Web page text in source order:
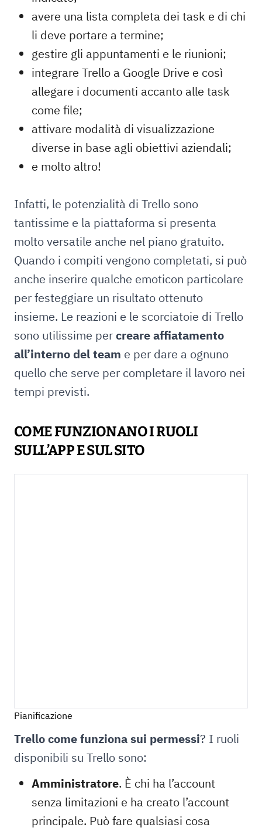
avere una lista completa dei task e di chi
li deve portare a termine;
gestire gli appuntamenti e le riunioni;
integrare Trello a Google Drive e così
allegare i documenti accanto alle task
come file;
attivare modalità di visualizzazione
diverse in base agli obiettivi aziendali;
e molto altro!
Infatti, le potenzialità di Trello sono
tantissime e la piattaforma si presenta
molto versatile anche nel piano gratuito.
Quando i compiti vengono completati, si può
anche inserire qualche emoticon particolare
per festeggiare un risultato ottenuto
insieme. Le reazioni e le scorciatoie di Trello
sono utilissime percreare affiatamento
all’interno del team e per dare a ognuno
quello che serve per completare il lavoro nei
tempi previsti.
COME FUNZIONANO I RUOLI
SULL’APP E SUL SITO
Pianificazione
Trello come funziona sui permessi? I ruoli
disponibili su Trello sono:
Amministratore. È chi ha l’account
senza limitazioni e ha creato l’account
principale. Può fare qualsiasi cosa